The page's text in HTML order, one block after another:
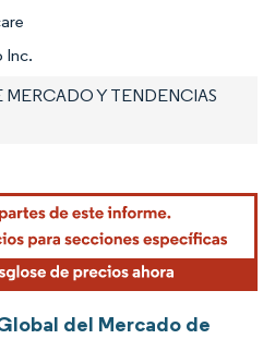
Inc.
MERCADO Y TENDENCIAS
del Mercado de